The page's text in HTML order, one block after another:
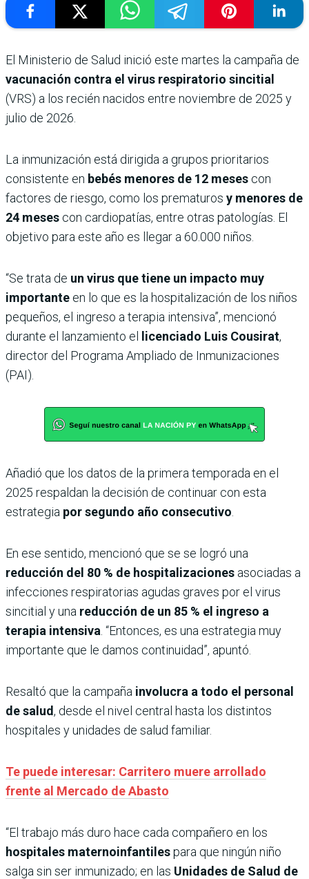
El Ministerio de Salud inició este martes la campaña de
vacunación contra el virus respiratorio sincitial
(VRS) a los recién nacidos entre noviembre de 2025 y
julio de 2026.
La inmunización está dirigida a grupos prioritarios
consistente en bebés menores de 12 meses con
factores de riesgo, como los prematuros y menores de
24 meses con cardiopatías, entre otras patologías. El
objetivo para este año es llegar a 60.000 niños.
“Se trata de un virus que tiene un impacto muy
importante en lo que es la hospitalización de los niños
pequeños, el ingreso a terapia intensiva”, mencionó
durante el lanzamiento el licenciado Luis Cousirat,
director del Programa Ampliado de Inmunizaciones
(PAI).
Añadió que los datos de la primera temporada en el
2025 respaldan la decisión de continuar con esta
estrategia por segundo año consecutivo
En ese sentido, mencionó que se se logró una
reducción del 80 % de hospitalizaciones asociadas a
infecciones respiratorias agudas graves por el virus
sincitial y una reducción de un 85 % el ingreso a
terapia intensiva . “Entonces, es una estrategia muy
importante que le damos continuidad”, apuntó.
Resaltó que la campaña involucra a todo el personal
de salud, desde el nivel central hasta los distintos
hospitales y unidades de salud familiar.
Te puede interesar: Carritero muere arrollado
frente al Mercado de Abasto
“El trabajo más duro hace cada compañero en los
hospitales maternoinfantilespara que ningún niño
salga sin ser inmunizado; en las Unidades de Salud de